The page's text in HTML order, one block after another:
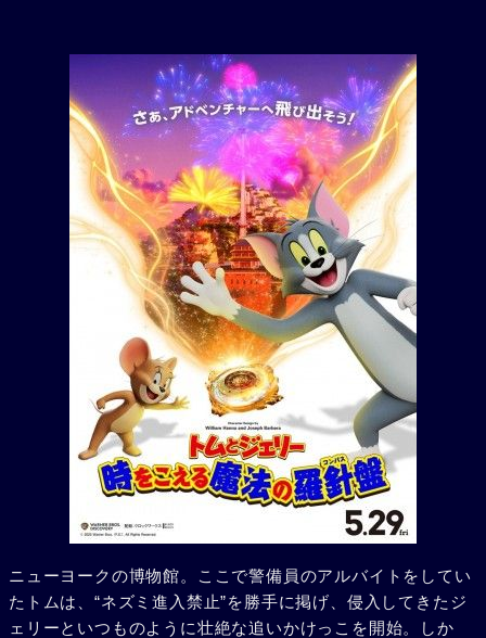
ニューヨークの博物館。ここで警備員のアルバイトをしてい
たトムは、“ネズミ進入禁止”を勝手に掲げ、侵入してきたジ
ェリーといつものように壮絶な追いかけっこを開始。しか